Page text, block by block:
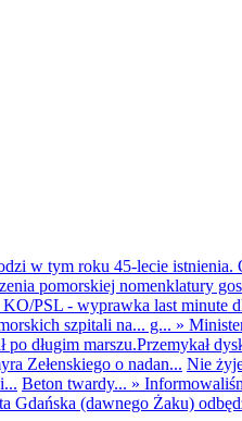
w tym roku 45-lecie istnienia.
pomorskiej nomenklatury
PSL - wyprawka last minute
szpitali na... g... »
po długim marszu.Przemykał
Zełenskiego o nadan... Nie
Beton twardy... »
Gdańska (dawnego Żaku)